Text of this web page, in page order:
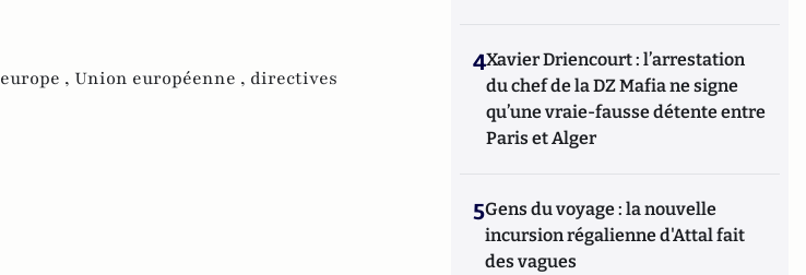
europe , Union européenne , directives
4Xavier Driencourt : l’arrestation
du chef de la DZ Mafia ne signe
qu’une vraie-fausse détente entre
Paris et Alger
5Gens du voyage : la nouvelle
incursion régalienne d'Attal fait
des vagues